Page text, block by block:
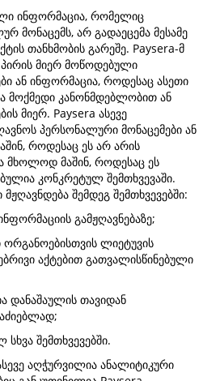
ინფორმაცია, რომელიც
მონაცემს, არ გადაეცემა მესამე
თანხმობის გარეშე. Paysera-მ
მიერ მოწოდებული
ან ინფორმაცია, როდესაც ასეთი
მოქმედი კანონმდებლობით ან
მიერ. Paysera ასევე
პერსონალური მონაცემები ან
როდესაც ეს არ არის
მხოლოდ მაშინ, როდესაც ეს
კონკრეტულ შემთხვევაში.
შემდეგ შემთხვევებში:
გამჟღავნებაზე;
ლიეტუვის
აქტებით გათვალისწინებული
დანაშაულის თავიდან
შემთხვევებში.
აღჭურვილია ანალიტიკური